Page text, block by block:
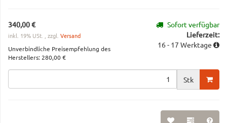
340,00 €
inkl. 19% USt. , zzgl. Versand
Unverbindliche Preisempfehlung des
Herstellers: 280,00 €
Sofort verfügbar
Lieferzeit:
16 - 17 Werktage
Stk